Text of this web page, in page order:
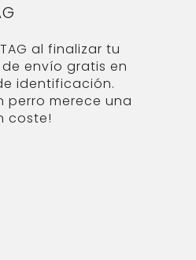
al finalizar tu
envío gratis en
identificación.
perro merece una
coste!